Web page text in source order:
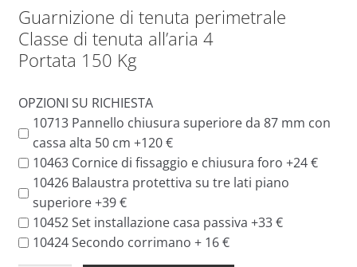
Guarnizione di tenuta perimetrale
Classe di tenuta all’aria 4
Portata 150 Kg
OPZIONI SU RICHIESTA
10713 Pannello chiusura superiore da 87 mm con
cassa alta 50 cm +120 €
10463 Cornice di fissaggio e chiusura foro +24 €
10426 Balaustra protettiva su tre lati piano
superiore +39 €
10452 Set installazione casa passiva +33 €
10424 Secondo corrimano + 16 €